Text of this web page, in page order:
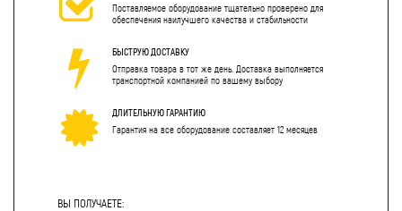
Поставляемое оборудование тщательно проверено для
обеспечения наилучшего качества и стабильности
БЫСТРУЮ ДОСТАВКУ
Отправка товара в тот же день. Доставка выполняется
транспортной компанией по вашему выбору
ДЛИТЕЛЬНУЮ ГАРАНТИЮ
Гарантия на все оборудование составляет 12 месяцев
ВЫ ПОЛУЧАЕТЕ: